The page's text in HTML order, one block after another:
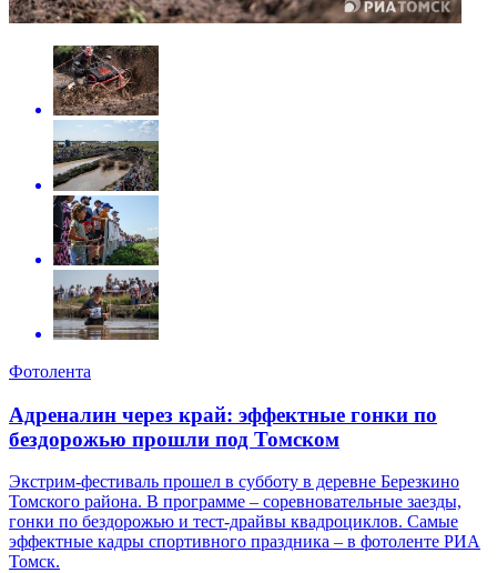
Фотолента
Адреналин через край: эффектные гонки по
бездорожью прошли под Томском
Экстрим-фестиваль прошел в субботу в деревне Березкино
Томского района. В программе – соревновательные заезды,
гонки по бездорожью и тест-драйвы квадроциклов. Самые
эффектные кадры спортивного праздника – в фотоленте РИА
Томск.